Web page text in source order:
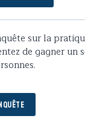
sur la
de gagner un